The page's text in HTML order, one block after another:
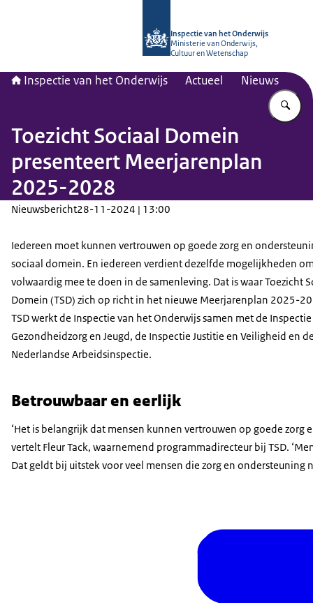
Inspectie van het Onderwijs
Ministerie van Onderwijs,
Cultuur en Wetenschap
Inspectie van het Onderwijs Actueel Nieuws
Toezicht Sociaal Domein
presenteert Meerjarenplan
2025-2028
Nieuwsbericht28-11-2024 | 13:00
Iedereen moet kunnen vertrouwen op goede zorg en
sociaal domein. En iedereen verdient dezelfde mogelijkheden
volwaardig mee te doen in de samenleving. Dat is waar Toezicht
Domein (TSD) zich op richt in het nieuwe Meerjarenplan 2025-
TSD werkt de Inspectie van het Onderwijs samen met de Inspectie
Gezondheidzorg en Jeugd, de Inspectie Justitie en Veiligheid en
Nederlandse Arbeidsinspectie.
Betrouwbaar en eerlijk
‘Het is belangrijk dat mensen kunnen vertrouwen op goede
vertelt Fleur Tack, waarnemend programmadirecteur bij TSD.
Dat geldt bij uitstek voor veel mensen die zorg en